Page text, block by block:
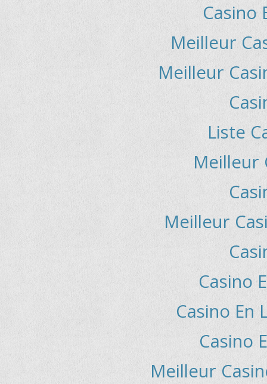
Casino
Meilleur
Meilleur
Liste
Meilleur
Meilleur
Casino
Casino En
Casino
Meilleur